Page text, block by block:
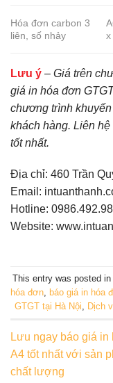
Hóa đơn carbon 3
liên, số nhảy
x
Lưu ý – Giá trên
giá in hóa đơn
chương trình khuyến
khách hàng. Liên
tốt nhất.
Địa chỉ: 460 Trần
Email:
Hotline:
Website:
This entry was posted in
hóa đơn báo giá in hóa
GTGT tại Hà Nội
Dịch
Lưu ngay báo giá in
A4 tốt nhất với sản
chất lượng